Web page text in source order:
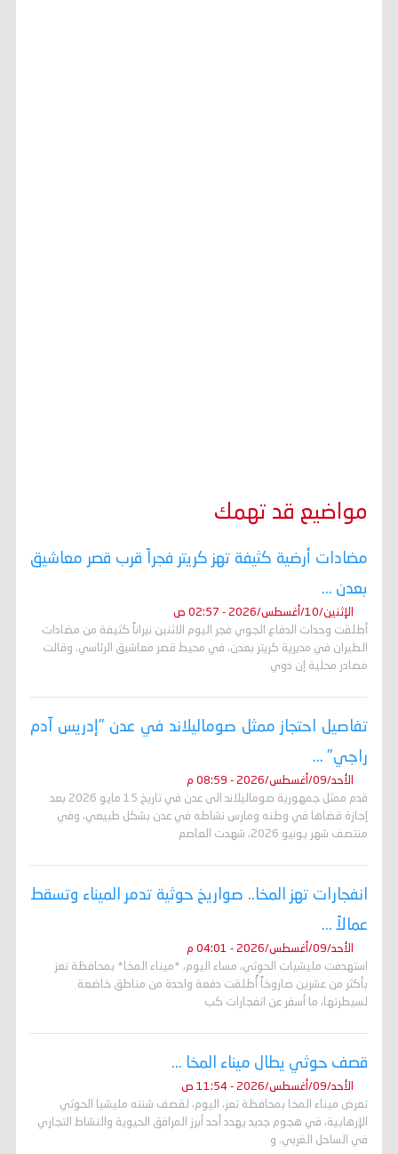
مواضيع قد تهمك
مضادات أرضية كثيفة تهز كريتر فجراً قرب قصر معاشيق
بعدن ...
الإثنين/10/أغسطس/2026 - 02:57 ص
أطلقت وحدات الدفاع الجوي فجر اليوم الاثنين نيراناً كثيفة من مضادات
الطيران في مديرية كريتر بعدن، في محيط قصر معاشيق الرئاسي. وقالت
مصادر محلية إن دوي
تفاصيل احتجاز ممثل صوماليلاند في عدن "إدريس آدم
راجي" ...
الأحد/09/أغسطس/2026 - 08:59 م
قدم ممثل جمهورية صوماليلاند الى عدن في تاريخ 15 مايو 2026 بعد
إجازة قضاها في وطنه ومارس نشاطه في عدن بشكل طبيعي، وفي
منتصف شهر يونيو 2026، شهدت العاصم
انفجارات تهز المخا.. صواريخ حوثية تدمر الميناء وتسقط
عمالاً ...
الأحد/09/أغسطس/2026 - 04:01 م
استهدفت مليشيات الحوثي، مساء اليوم، *ميناء المخا* بمحافظة تعز
بأكثر من عشرين صاروخاً أُطلقت دفعة واحدة من مناطق خاضعة
لسيطرتها، ما أسفر عن انفجارات كب
قصف حوثي يطال ميناء المخا ...
الأحد/09/أغسطس/2026 - 11:54 ص
تعرض ميناء المخا بمحافظة تعز، اليوم، لقصف شنته مليشيا الحوثي
الإرهابية، في هجوم جديد يهدد أحد أبرز المرافق الحيوية والنشاط التجاري
في الساحل الغربي. و